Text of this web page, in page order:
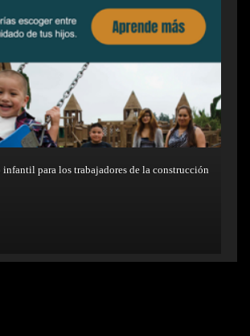
para los trabajadores de la construcción